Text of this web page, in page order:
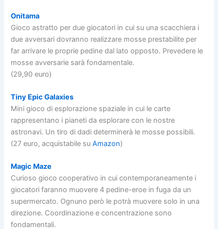
Onitama
Gioco astratto per due giocatori in cui su una scacchiera i
due avversari dovranno realizzare mosse prestabilite per
far arrivare le proprie pedine dal lato opposto. Prevedere le
mosse avversarie sarà fondamentale.
(29,90 euro)
Tiny Epic Galaxies
Mini gioco di esplorazione spaziale in cui le carte
rappresentano i pianeti da esplorare con le nostre
astronavi. Un tiro di dadi determinerà le mosse possibili.
(27 euro, acquistabile suAmazon)
Magic Maze
Curioso gioco cooperativo in cui contemporaneamente i
giocatori faranno muovere 4 pedine-eroe in fuga da un
supermercato. Ognuno però le potrà muovere solo in una
direzione. Coordinazione e concentrazione sono
fondamentali.